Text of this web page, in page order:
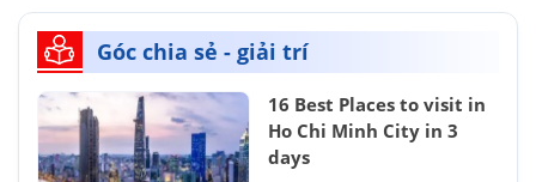
Góc chia sẻ - giải trí
16 Best Places to visit in
Ho Chi Minh City in 3
days